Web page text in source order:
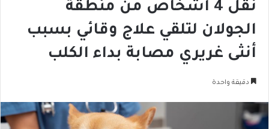
‎نقل 4 أشخاص من منطقة
الجولان لتلقي علاج وقائي بسبب
أنثى غريري مصابة بداء الكلب
دقيقة واحدة